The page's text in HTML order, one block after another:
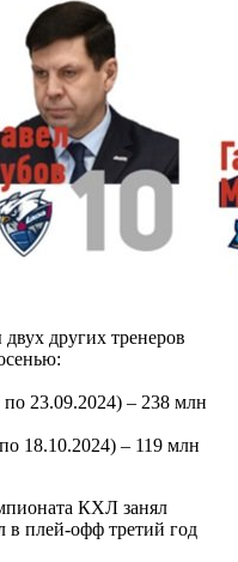
других тренеров
по 23.09.2024) – 238 млн
18.10.2024) – 119 млн
КХЛ занял
в плей-офф третий год